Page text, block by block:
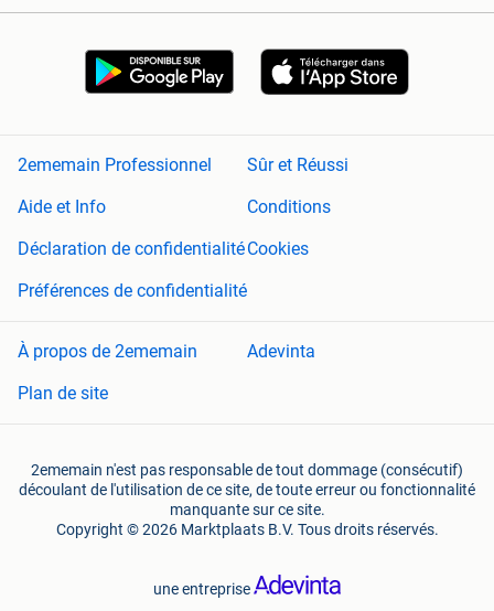
2ememain Professionnel
Sûr et Réussi
Aide et Info
Conditions
Déclaration de confidentialitéCookies
Préférences de confidentialité
À propos de 2ememain
Adevinta
Plan de site
2ememain n'est pas responsable de tout dommage (consécutif)
découlant de l'utilisation de ce site, de toute erreur ou fonctionnalité
manquante sur ce site.
Copyright © 2026 Marktplaats B.V. Tous droits réservés.
une entreprise